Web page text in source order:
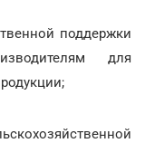
поддержки
для